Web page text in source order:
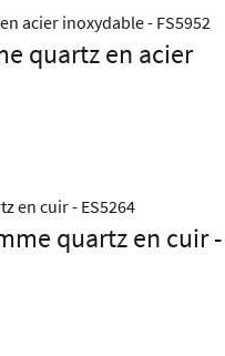
quartz en acier
quartz en cuir -